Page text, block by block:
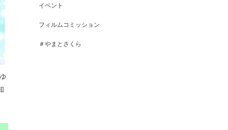
イベント
フィルムコミッション
＃やまとさくら